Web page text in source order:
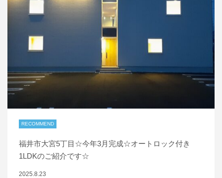
RECOMMEND
福井市大宮5丁目☆今年3月完成☆オートロック付き
1LDKのご紹介です☆
2025.8.23